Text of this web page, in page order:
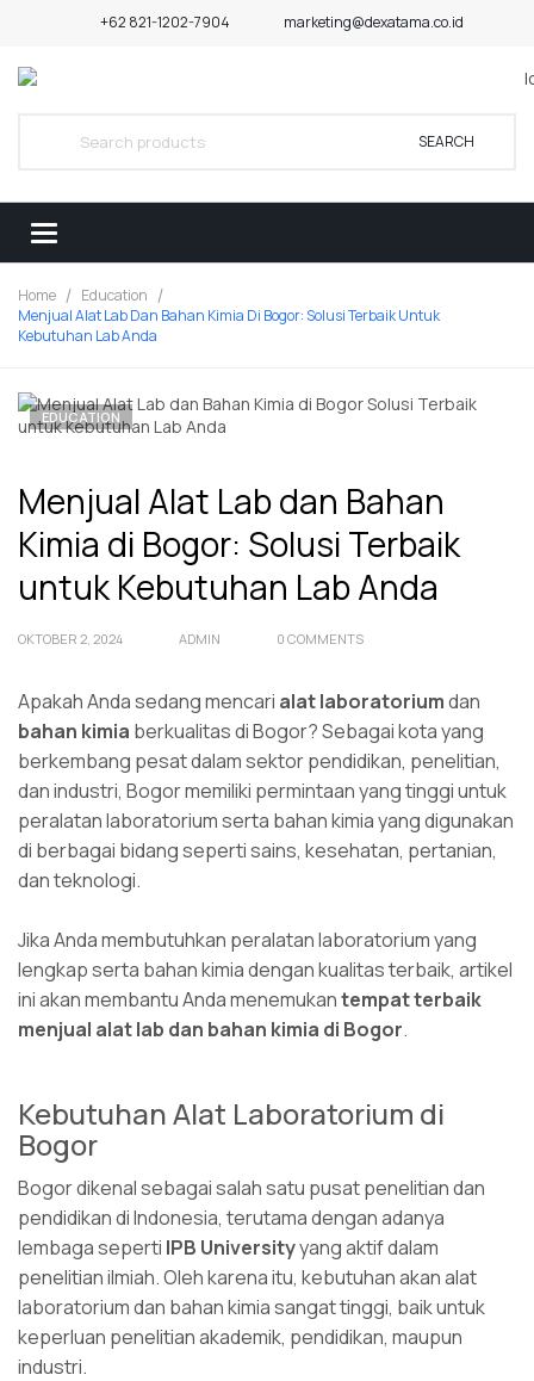
+62 821-1202-7904 marketing@dexatama.co.id
SEARCH
Home
Education
Menjual Alat Lab Dan Bahan Kimia Di Bogor: Solusi Terbaik Untuk
Kebutuhan Lab Anda
EDUCATION
Menjual Alat Lab dan Bahan
Kimia di Bogor: Solusi Terbaik
untuk Kebutuhan Lab Anda
OKTOBER 2, 2024 ADMIN 0 COMMENTS
Apakah Anda sedang mencari alat laboratoriumdan
bahan kimia berkualitas di Bogor? Sebagai kota yang
berkembang pesat dalam sektor pendidikan, penelitian,
dan industri, Bogor memiliki permintaan yang tinggi untuk
peralatan laboratorium serta bahan kimia yang digunakan
di berbagai bidang seperti sains, kesehatan, pertanian,
dan teknologi.
Jika Anda membutuhkan peralatan laboratorium yang
lengkap serta bahan kimia dengan kualitas terbaik, artikel
ini akan membantu Anda menemukantempat terbaik
menjual alat lab dan bahan kimia di Bogor.
Kebutuhan Alat Laboratorium di
Bogor
Bogor dikenal sebagai salah satu pusat penelitian dan
pendidikan di Indonesia, terutama dengan adanya
lembaga seperti IPB Universityyang aktif dalam
penelitian ilmiah. Oleh karena itu, kebutuhan akan alat
laboratorium dan bahan kimia sangat tinggi, baik untuk
keperluan penelitian akademik, pendidikan, maupun
industri.